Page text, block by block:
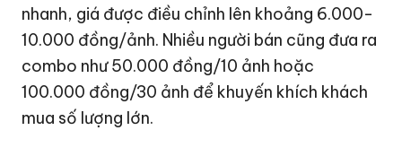
nhanh, giá được điều chỉnh lên khoảng 6.000-
10.000 đồng/ảnh. Nhiều người bán cũng đưa ra
combo như 50.000 đồng/10 ảnh hoặc
100.000 đồng/30 ảnh để khuyến khích khách
mua số lượng lớn.